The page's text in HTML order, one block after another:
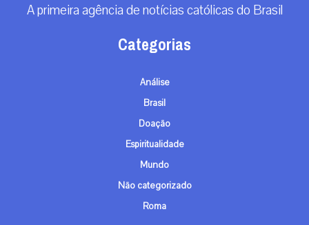
A primeira agência de notícias católicas do Brasil
Categorias
Análise
Brasil
Doação
Espiritualidade
Mundo
Não categorizado
Roma